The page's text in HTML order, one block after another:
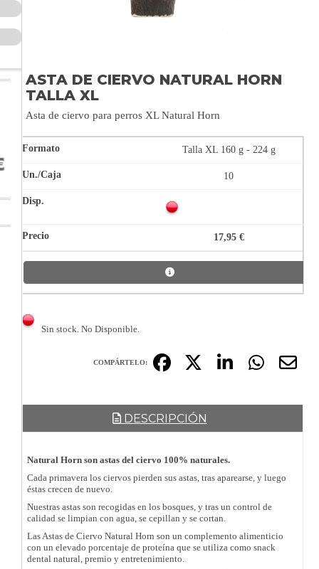
ASTA DE CIERVO NATURAL HORN
TALLA XL
Asta de ciervo para perros XL Natural Horn
Talla XL 160 g - 224 g
10
17,95 €
Sin stock. No Disponible.
COMPÁRTELO:
DESCRIPCIÓN
Natural Horn son astas del ciervo 100% naturales.
Cada primavera los ciervos pierden sus astas, tras aparearse, y luego
éstas crecen de nuevo.
Nuestras astas son recogidas en los bosques, y tras un control de
calidad se limpian con agua, se cepillan y se cortan.
Las Astas de Ciervo Natural Horn son un complemento alimenticio
con un elevado porcentaje de proteína que se utiliza como snack
dental natural, premio y entretenimiento.